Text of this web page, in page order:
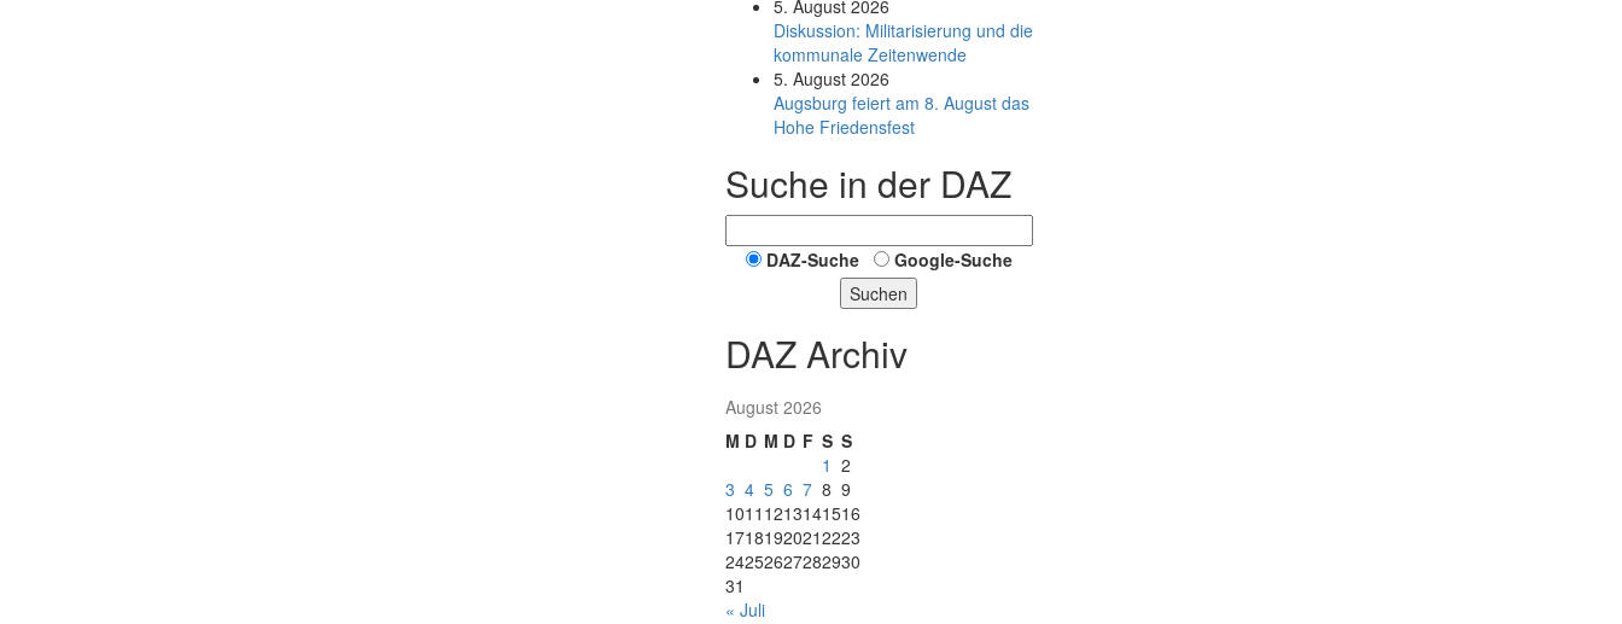
5. August 2026
Diskussion: Mi­li­ta­ri­sie­rung und die
kommunale Zeitenwende
5. August 2026
Augsburg feiert am 8. August das
Hohe Friedensfest
Suche in der DAZ
DAZ-Suche
Google-Suche
Suchen
DAZ Archiv
August 2026
M D M D F S S
1 2
3 4 5 6 7 8 9
1011 1213141516
17181920212223
24252627282930
31
« Juli